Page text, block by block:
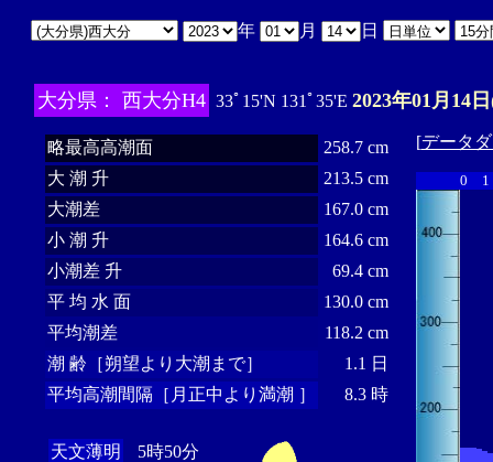
年 月 日
大分県： 西大分H4 33ﾟ15'N 131ﾟ35'E 2023年01月14
略最高高潮面
258.7 cm
大 潮 升
213.5 cm
大潮差
167.0 cm
小 潮 升
164.6 cm
小潮差 升
69.4 cm
平 均 水 面
130.0 cm
平均潮差
118.2 cm
潮 齢［朔望より大潮まで］
1.1 日
平均高潮間隔［月正中より満潮 ］
8.3 時
天文薄明
5時50分
[データ
0 1